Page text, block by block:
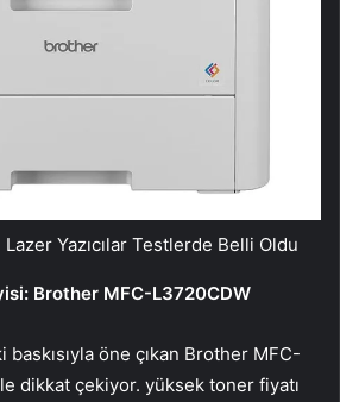
Yazıcılar Testlerde Belli Oldu
Brother MFC-L3720CDW
öne çıkan Brother MFC-
dikkat çekiyor. yüksek toner fiyatı